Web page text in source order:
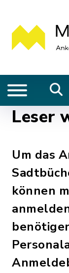
Leser
Um das
können